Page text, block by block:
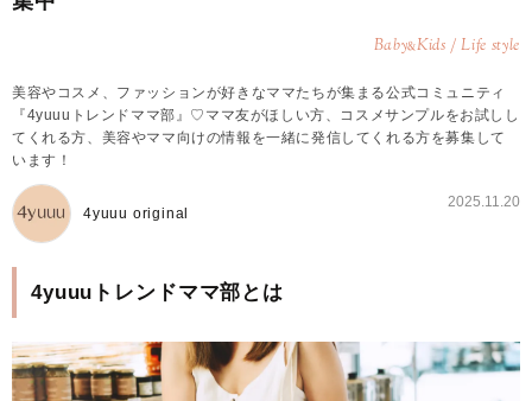
Baby&Kids / Life style
美容やコスメ、ファッションが好きなママたちが集まる公式コミュニティ
『4yuuuトレンドママ部』♡ママ友がほしい方、コスメサンプルをお試しし
てくれる方、美容やママ向けの情報を一緒に発信してくれる方を募集して
います！
4yuuu original
2025.11.20
4yuuuトレンドママ部とは